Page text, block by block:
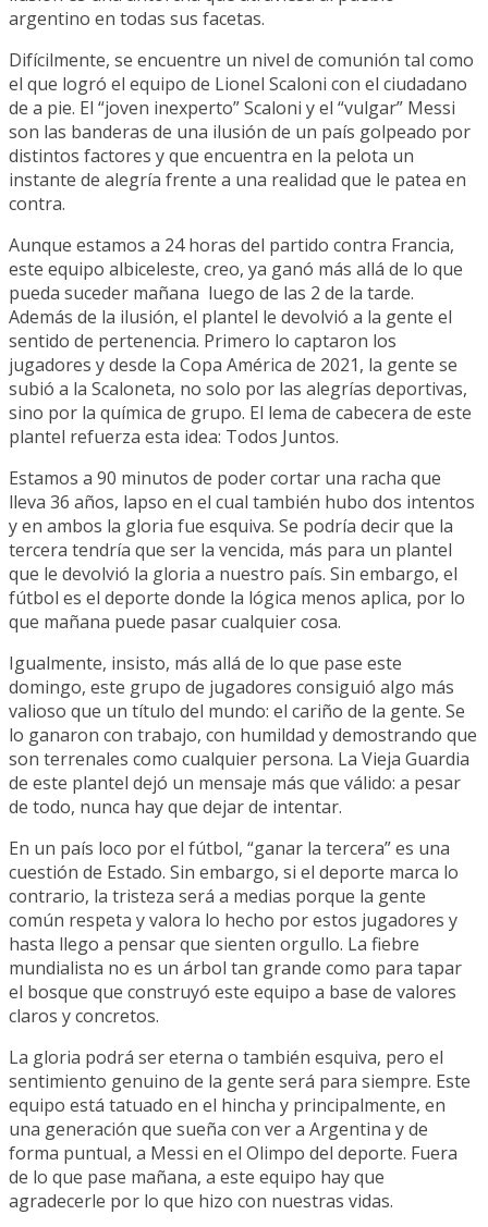
argentino en todas sus facetas.
Difícilmente, se encuentre un nivel de comunión tal como
el que logró el equipo de Lionel Scaloni con el ciudadano
de a pie. El “joven inexperto” Scaloni y el “vulgar” Messi
son las banderas de una ilusión de un país golpeado por
distintos factores y que encuentra en la pelota un
instante de alegría frente a una realidad que le patea en
contra.
Aunque estamos a 24 horas del partido contra Francia,
este equipo albiceleste, creo, ya ganó más allá de lo que
pueda suceder mañana luego de las 2 de la tarde.
Además de la ilusión, el plantel le devolvió a la gente el
sentido de pertenencia. Primero lo captaron los
jugadores y desde la Copa América de 2021, la gente se
subió a la Scaloneta, no solo por las alegrías deportivas,
sino por la química de grupo. El lema de cabecera de este
plantel refuerza esta idea: Todos Juntos.
Estamos a 90 minutos de poder cortar una racha que
lleva 36 años, lapso en el cual también hubo dos intentos
y en ambos la gloria fue esquiva. Se podría decir que la
tercera tendría que ser la vencida, más para un plantel
que le devolvió la gloria a nuestro país. Sin embargo, el
fútbol es el deporte donde la lógica menos aplica, por lo
que mañana puede pasar cualquier cosa.
Igualmente, insisto, más allá de lo que pase este
domingo, este grupo de jugadores consiguió algo más
valioso que un título del mundo: el cariño de la gente. Se
lo ganaron con trabajo, con humildad y demostrando que
son terrenales como cualquier persona. La Vieja Guardia
de este plantel dejó un mensaje más que válido: a pesar
de todo, nunca hay que dejar de intentar.
En un país loco por el fútbol, “ganar la tercera” es una
cuestión de Estado. Sin embargo, si el deporte marca lo
contrario, la tristeza será a medias porque la gente
común respeta y valora lo hecho por estos jugadores y
hasta llego a pensar que sienten orgullo. La fiebre
mundialista no es un árbol tan grande como para tapar
el bosque que construyó este equipo a base de valores
claros y concretos.
La gloria podrá ser eterna o también esquiva, pero el
sentimiento genuino de la gente será para siempre. Este
equipo está tatuado en el hincha y principalmente, en
una generación que sueña con ver a Argentina y de
forma puntual, a Messi en el Olimpo del deporte. Fuera
de lo que pase mañana, a este equipo hay que
agradecerle por lo que hizo con nuestras vidas.